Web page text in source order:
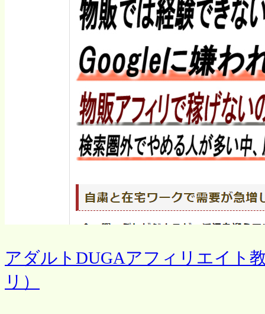
アダルトDUGAアフィリエイト
リ）